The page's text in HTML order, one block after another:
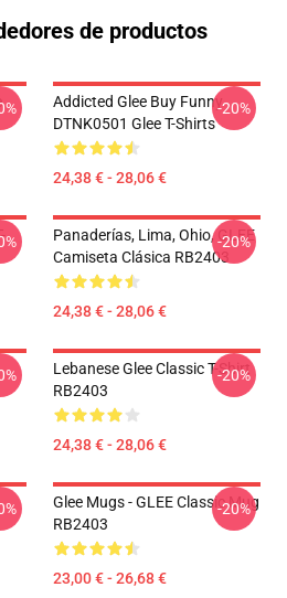
de productos
Addicted Glee Buy Funny
DTNK0501 Glee T-Shirts
24,38 € - 28,06 €
-20%
Panaderías, Lima, Ohio, GLEE
Camiseta Clásica RB2403
24,38 € - 28,06 €
-20%
Lebanese Glee Classic T-Shirt
RB2403
24,38 € - 28,06 €
-20%
Glee Mugs - GLEE Classic Mug
RB2403
23,00 € - 26,68 €
-20%